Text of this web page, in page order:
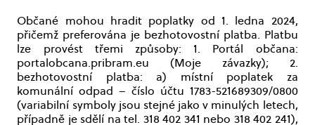
Občané mohou hradit poplatky od 1. ledna 2024,
přičemž preferována je bezhotovostní platba. Platbu
lze provést třemi způsoby: 1. Portál občana:
portalobcana.pribram.eu (Moje závazky); 2.
bezhotovostní platba: a) místní poplatek za
komunální odpad – číslo účtu 1783-521689309/0800
(variabilní symboly jsou stejné jako v minulých letech,
případně je sdělí na tel. 318 402 341 nebo 318 402 241),